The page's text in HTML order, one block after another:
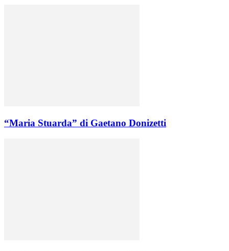
“Maria Stuarda” di Gaetano Donizetti